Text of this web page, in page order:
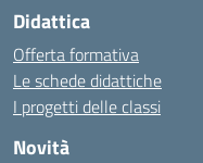
Didattica
Offerta formativa
Le schede didattiche
I progetti delle classi
Novità